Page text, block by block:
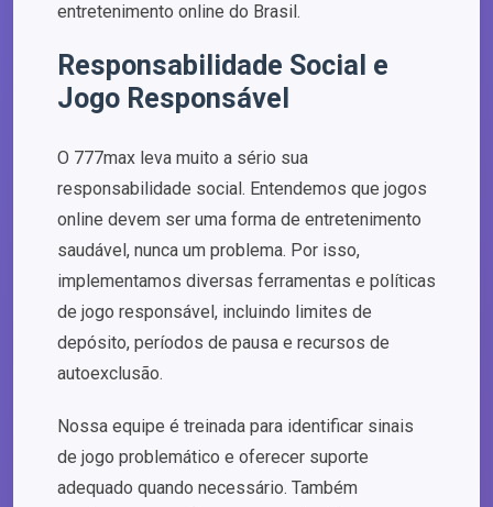
entretenimento online do Brasil.
Responsabilidade Social e
Jogo Responsável
O 777max leva muito a sério sua
responsabilidade social. Entendemos que jogos
online devem ser uma forma de entretenimento
saudável, nunca um problema. Por isso,
implementamos diversas ferramentas e políticas
de jogo responsável, incluindo limites de
depósito, períodos de pausa e recursos de
autoexclusão.
Nossa equipe é treinada para identificar sinais
de jogo problemático e oferecer suporte
adequado quando necessário. Também